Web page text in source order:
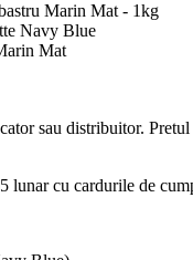
sau distribuitor.
lunar cu cardurile de